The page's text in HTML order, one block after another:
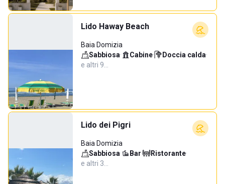
Lido Haway Beach
Baia Domizia
Sabbiosa· Cabine· Doccia calda·
e altri 9…
Lido dei Pigri
Baia Domizia
Sabbiosa· Bar· Ristorante·
e altri 3…